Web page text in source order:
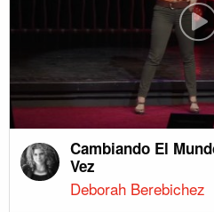
Cambiando El
Vez
Deborah Berebichez